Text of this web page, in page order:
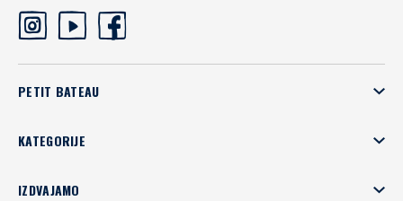
PETIT BATEAU
KATEGORIJE
IZDVAJAMO